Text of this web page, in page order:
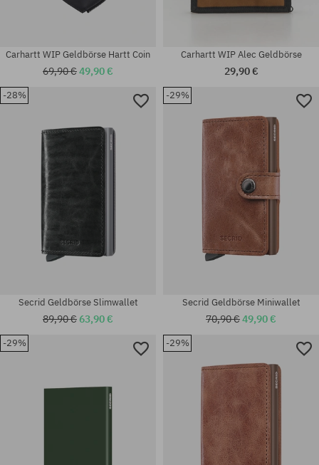
Universalgröße Universalgröße
Carhartt WIP Geldbörse Hartt Coin
69,90 €49,90 €
Universalgröße
Carhartt WIP Alec Geldbörse
29,90 €
-28%
Secrid Geldbörse Slimwallet
89,90 €63,90 €
-29%
Secrid Geldbörse Miniwallet
70,90 €49,90 €
-29% -29%